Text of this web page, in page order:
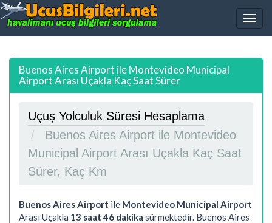
Buenos Aires Airport ile Montevideo Municipal
Airport Arası Uçakla Kaç Saat Sürer
Uçuş Yolculuk Süresi Hesaplama
Buenos Aires Airport ile Montevideo
Municipal Airport Arası Uçakla Kaç Saat
Sürer, Kaç Km
Buenos Aires Airport ile Montevideo Municipal Airport
Arası Uçakla 13 saat 46 dakika sürmektedir. Buenos Aires